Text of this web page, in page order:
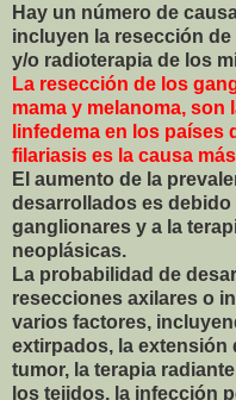
Hay un número de
incluyen la resección
y/o radioterapia de los
La resección de los
mama y melanoma, son
linfedema en los países
filariasis es la causa
El aumento de la
desarrollados es
ganglionares y a la
neoplásicas.
La probabilidad de
resecciones axilares o
varios factores,
extirpados, la extensión
tumor, la terapia
los tejidos, la infección